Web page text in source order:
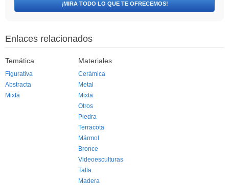
¡MIRA TODO LO QUE TE OFRECEMOS!
Enlaces relacionados
Temática
Figurativa
Abstracta
Mixta
Materiales
Cerámica
Metal
Mixta
Otros
Piedra
Terracota
Mármol
Bronce
Videoesculturas
Talla
Madera